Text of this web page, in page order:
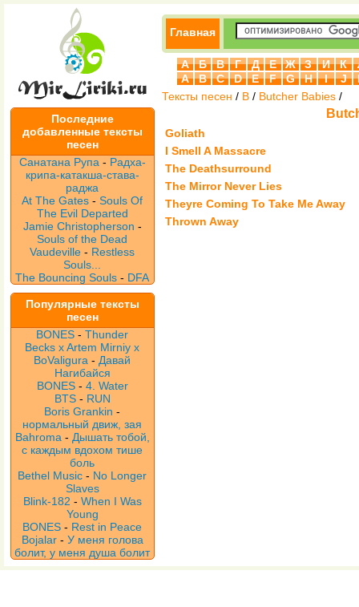
Последние
добавленные тексты
песен
Санатана Рупа - Радха-
крипа-катакша-става-
раджа
At The Gates -Souls Of
The Evil Departed
Jamie Christopherson -
Souls of the Dead
Vaudeville- Restless
Souls...
The Bouncing Souls - DFA
Популярные тексты
песен
BONES -Thunder
Becks x Artem Mirniy x
BoValigura - Давай
Нагибайся
BONES - 4. Water
BTS - RUN
Boris Grankin -
нормальный движ, зая
Bahroma - Дышать тобой,
с каждым вдохом тише
боль
Bethel Music - No Longer
Slaves
Blink-182 - When I Was
Young
BONES - Rest in Peace
Bojalar - У меня голова
болит, у меня душа болит
Главная
А Б В Г Д Е Ж З И К
A
B C D E F G H I J
Тексты песен / B / Butcher Babies /
Goliath
I Smell A Massacre
The Deathsurround
The Mirror Never Lies
Theyre Coming To Take Me Away
Thrown Away